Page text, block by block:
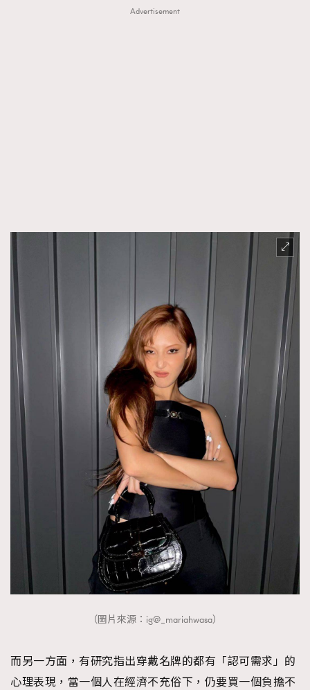
Advertisement
（圖片來源：ig@_mariahwasa）
而另一方面，有研究指出穿戴名牌的都有「認可需求」的
心理表現，當一個人在經濟不充俗下，仍要買一個負擔不